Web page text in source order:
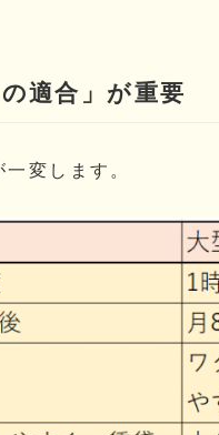
適合」が重要
変します。